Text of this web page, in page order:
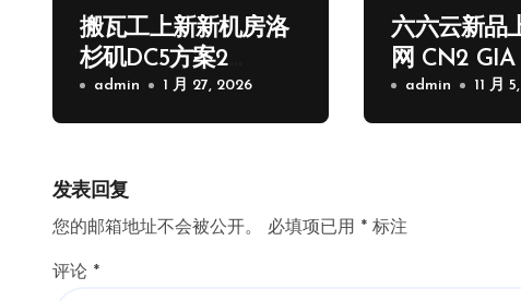
搬瓦工上新新机房洛
杉矶DC5方案2
核/1G/20GB/2.5Gps/1
000G流量季付65.89
admin 1 月 27, 2026
六六云新品
网 CN2
路admin 11 月
发表回复
您的邮箱地址不会被公开。 必填项已用 * 标注
评论 *